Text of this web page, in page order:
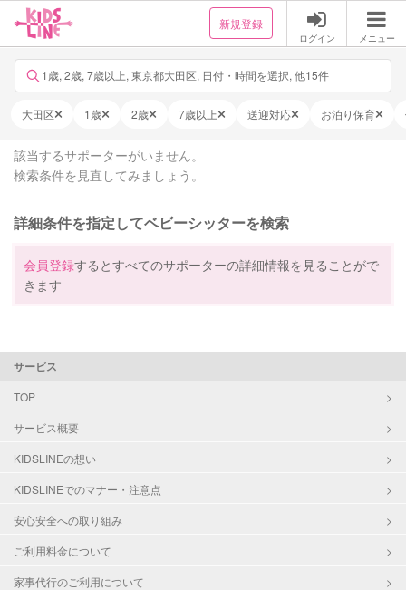
新規登録
ログイン メニュー
1歳, 2歳, 7歳以上, 東京都大田区, 日付・時間を選択, 他15件
大田区 1歳 2歳 7歳以上 送迎対応 お泊り保育
該当するサポーターがいません。
検索条件を見直してみましょう。
詳細条件を指定してベビーシッターを検索
会員登録するとすべてのサポーターの詳細情報を見ることがで
きます
サービス
TOP
サービス概要
KIDSLINEの想い
KIDSLINEでのマナー・注意点
安心安全への取り組み
ご利用料金について
家事代行のご利用について